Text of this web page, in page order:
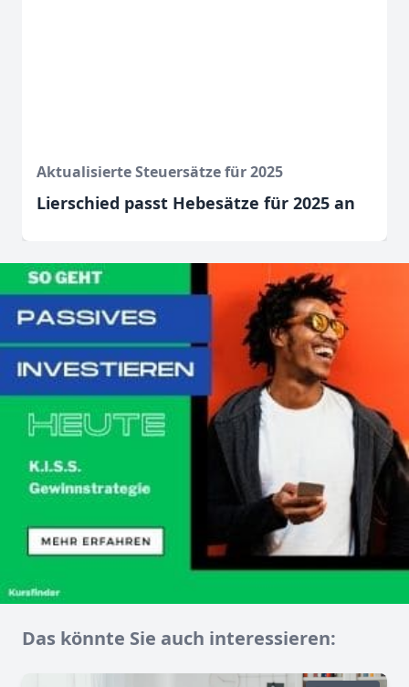
Aktualisierte Steuersätze für 2025
Lierschied passt Hebesätze für 2025 an
Das könnte Sie auch interessieren: